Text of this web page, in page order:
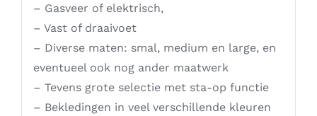
– Gasveer of elektrisch,
– Vast of draaivoet
– Diverse maten: smal, medium en large, en
eventueel ook nog ander maatwerk
– Tevens grote selectie met sta-op functie
– Bekledingen in veel verschillende kleuren